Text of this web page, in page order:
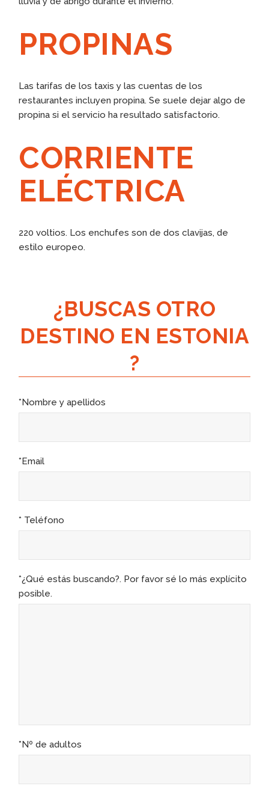
PROPINAS
Las tarifas de los taxis y las cuentas de los
restaurantes incluyen propina. Se suele dejar algo de
propina si el servicio ha resultado satisfactorio.
CORRIENTE
ELÉCTRICA
220 voltios. Los enchufes son de dos clavijas, de
estilo europeo.
¿BUSCAS OTRO
DESTINO EN ESTONIA
?
*Nombre y apellidos
*Email
* Teléfono
*¿Qué estás buscando?. Por favor sé lo más explícito
posible.
*Nº de adultos